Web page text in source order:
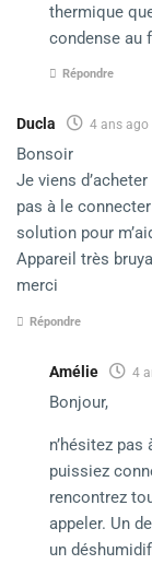
thermique
condense au
Répondre
Ducla 4 ans ago
Bonsoir
Je viens
pas à le
solution pour
Appareil très
merci
Répondre
Amélie 4
Bonjour,
n’hésitez pas
puissiez
rencontrez
appeler. Un
un